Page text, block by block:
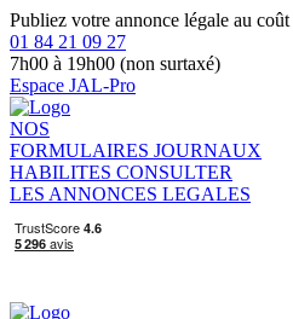
Publiez votre annonce légale au
01 84 21 09 27
7h00 à 19h00 (non surtaxé)
Espace JAL-Pro
NOS
FORMULAIRES JOURNAUX
HABILITES CONSULTER
LES ANNONCES LEGALES